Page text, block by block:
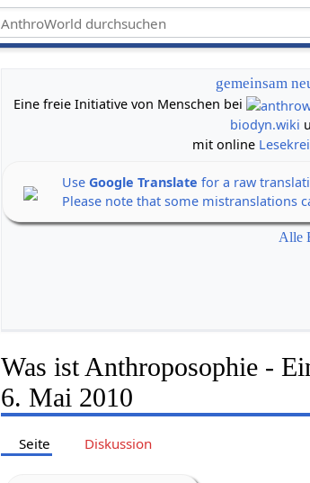
gemeinsam
Eine freie Initiative von Menschen bei
biodyn.wiki
mit online
UseGoogle Translate for a raw
Please note that some mistranslations
Alle
Was ist Anthroposophie -
6. Mai 2010
Seite Diskussion